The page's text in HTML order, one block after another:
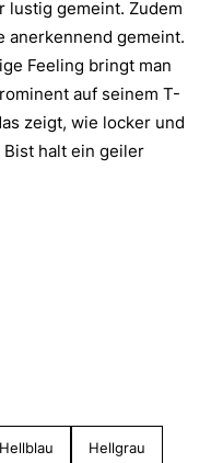
lustig gemeint. Zudem
anerkennend gemeint.
Feeling bringt man
auf seinem T-
zeigt, wie locker und
halt ein geiler
Hellblau Hellgrau